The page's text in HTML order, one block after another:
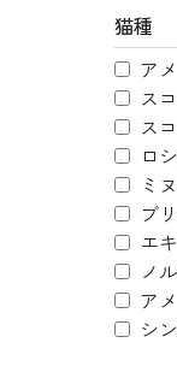
猫種
ア
ス
ス
ロ
ミ
ブ
エ
ノ
ア
シ